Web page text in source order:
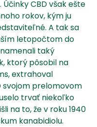
CBD však ešte
rokov, kým ju
A tak sa
letopočtom do
taký
ktorý pôsobil na
extrahoval
svojom prelomovom
trvať niekoľko
na to, že v roku 1940
kanabidiolu.